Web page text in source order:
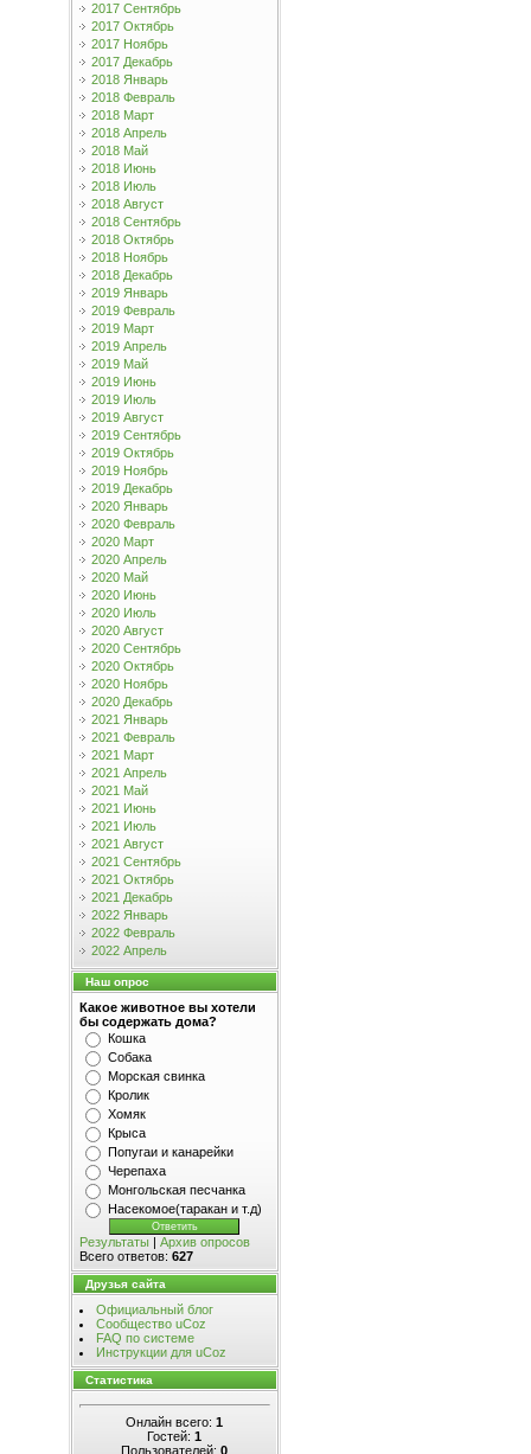
2017 Сентябрь
2017 Октябрь
2017 Ноябрь
2017 Декабрь
2018 Январь
2018 Февраль
2018 Март
2018 Апрель
2018 Май
2018 Июнь
2018 Июль
2018 Август
2018 Сентябрь
2018 Октябрь
2018 Ноябрь
2018 Декабрь
2019 Январь
2019 Февраль
2019 Март
2019 Апрель
2019 Май
2019 Июнь
2019 Июль
2019 Август
2019 Сентябрь
2019 Октябрь
2019 Ноябрь
2019 Декабрь
2020 Январь
2020 Февраль
2020 Март
2020 Апрель
2020 Май
2020 Июнь
2020 Июль
2020 Август
2020 Сентябрь
2020 Октябрь
2020 Ноябрь
2020 Декабрь
2021 Январь
2021 Февраль
2021 Март
2021 Апрель
2021 Май
2021 Июнь
2021 Июль
2021 Август
2021 Сентябрь
2021 Октябрь
2021 Декабрь
2022 Январь
2022 Февраль
2022 Апрель
Наш опрос
Какое животное вы хотели
бы содержать дома?
Кошка
Собака
Морская свинка
Кролик
Хомяк
Крыса
Попугаи и канарейки
Черепаха
Монгольская песчанка
Насекомое(таракан и т.д)
Результаты| Архив опросов
Всего ответов: 627
Друзья сайта
Официальный блог
Сообщество uCoz
FAQ по системе
Инструкции для uCoz
Статистика
Онлайн всего: 1
Гостей: 1
Пользователей: 0